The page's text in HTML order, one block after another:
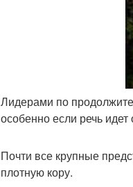
Лидерами по
особенно если речь
Почти все крупные
плотную кору.